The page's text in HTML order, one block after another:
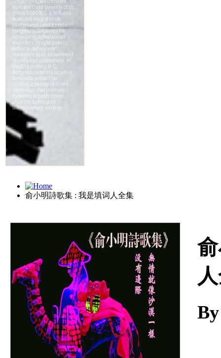
俞小明詩歌集 : 我是填词人全集
Download